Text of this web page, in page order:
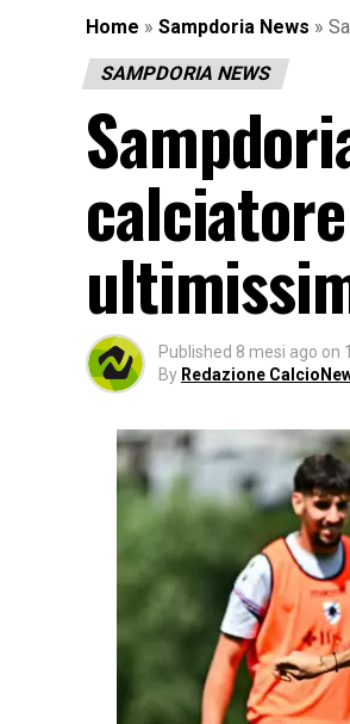
Home » Sampdoria News »
SAMPDORIA NEWS
Published 8 mesi ago on
By Redazione